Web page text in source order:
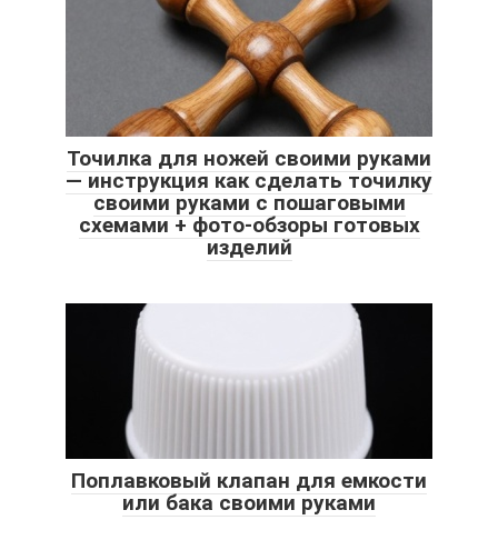
Точилка для ножей своими руками
— инструкция как сделать точилку
своими руками с пошаговыми
схемами + фото-обзоры готовых
изделий
Поплавковый клапан для емкости
или бака своими руками